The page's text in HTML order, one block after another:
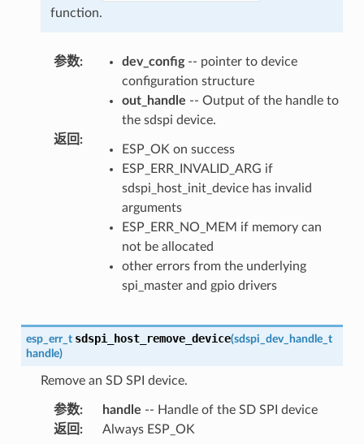
function.
参数: dev_config-- pointer to device
configuration structure
out_handle -- Output of the handle to
the sdspi device.
返回 :
ESP_OK on success
ESP_ERR_INVALID_ARG if
sdspi_host_init_device has invalid
arguments
ESP_ERR_NO_MEM if memory can
not be allocated
other errors from the underlying
spi_master and gpio drivers
esp_err_t sdspi_host_remove_device(sdspi_dev_handle_t
handle)
Remove an SD SPI device.
参数: handle -- Handle of the SD SPI device
返回 : Always ESP_OK